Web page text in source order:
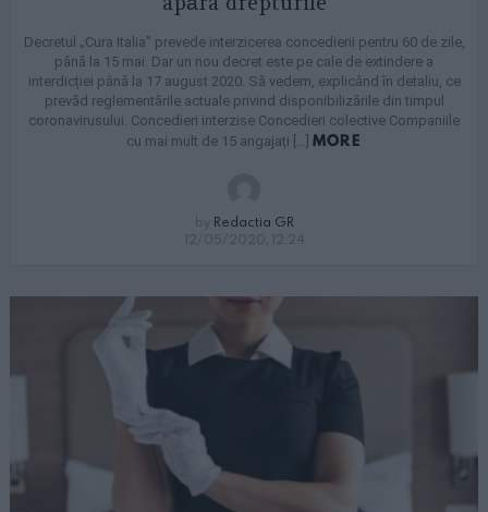
Decretul „Cura Italia” prevede interzicerea concedierii pentru 60 de zile,
până la 15 mai. Dar un nou decret este pe cale de extindere a
interdicției până la 17 august 2020. Să vedem, explicând în detaliu, ce
prevăd reglementările actuale privind disponibilizările din timpul
coronavirusului. Concedieri interzise Concedieri colective Companiile
cu mai mult de 15 angajați […] MORE
by Redactia GR
12/05/2020, 12:24